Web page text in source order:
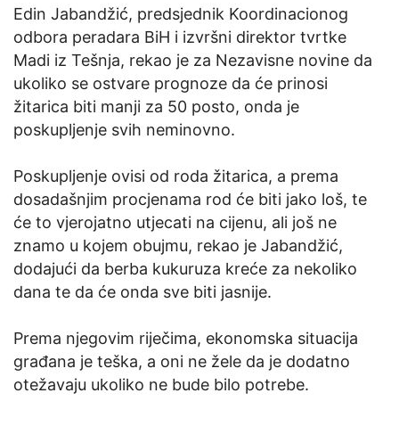
Edin Jabandžić, predsjednik Koordinacionog
odbora peradara BiH i izvršni direktor tvrtke
Madi iz Tešnja, rekao je za Nezavisne novine da
ukoliko se ostvare prognoze da će prinosi
žitarica biti manji za 50 posto, onda je
poskupljenje svih neminovno.
Poskupljenje ovisi od roda žitarica, a prema
dosadašnjim procjenama rod će biti jako loš, te
će to vjerojatno utjecati na cijenu, ali još ne
znamo u kojem obujmu, rekao je Jabandžić,
dodajući da berba kukuruza kreće za nekoliko
dana te da će onda sve biti jasnije.
Prema njegovim riječima, ekonomska situacija
građana je teška, a oni ne žele da je dodatno
otežavaju ukoliko ne bude bilo potrebe.